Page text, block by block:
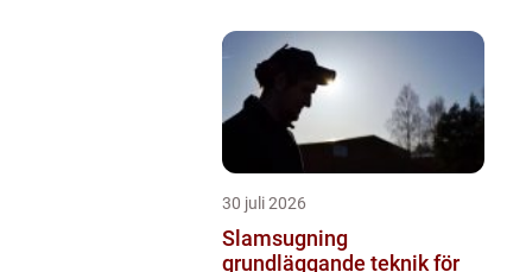
30 juli 2026
Slamsugning
grundläggande teknik för